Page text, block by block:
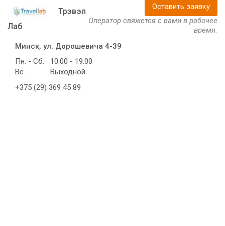
Трэвэл
Лаб
Оставить заявку
Оператор свяжется с вами в рабочее
время.
Минск, ул. Дорошевича 4-39
Пн. - Сб.
10:00 - 19:00
Вс.
Выходной
+375 (29) 369 45 89